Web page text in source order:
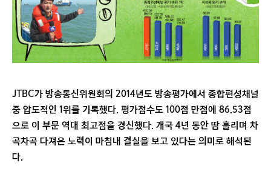
JTBC가 방송통신위원회의 2014년도 방송평가에서 종합편성채널
중 압도적인 1위를 기록했다. 평가점수도 100점 만점에 86.53점
으로 이 부문 역대 최고점을 경신했다. 개국 4년 동안 땀 흘리며 차
곡차곡 다져온 노력이 마침내 결실을 보고 있다는 의미로 해석된
다.